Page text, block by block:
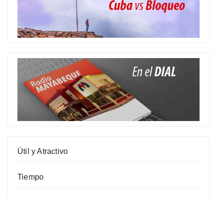
Útil y Atractivo
Tiempo